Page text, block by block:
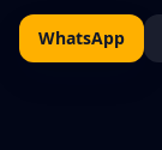
WhatsApp